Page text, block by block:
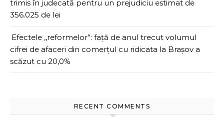
trimis în judecată pentru un prejudiciu estimat de
356.025 de lei
Efectele ,,reformelor”: față de anul trecut volumul
cifrei de afaceri din comerțul cu ridicata la Brașov a
scăzut cu 20,0%
RECENT COMMENTS